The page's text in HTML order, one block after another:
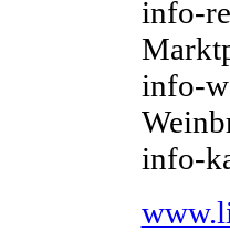
info-
info-
info-